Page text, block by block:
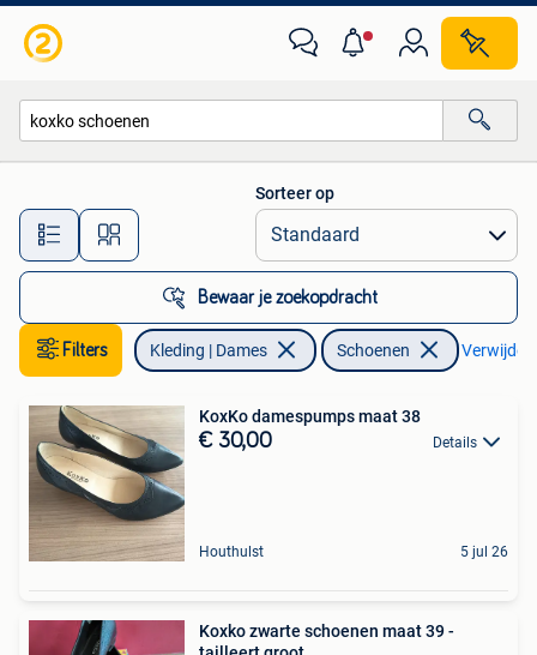
Alle afstanden…
Sorteer op
Bewaar je zoekopdracht
Filters Kleding | Dames Schoenen Verwijder
KoxKo damespumps maat 38
€ 30,00 Details
Houthulst 5 jul 26
Koxko zwarte schoenen maat 39 -